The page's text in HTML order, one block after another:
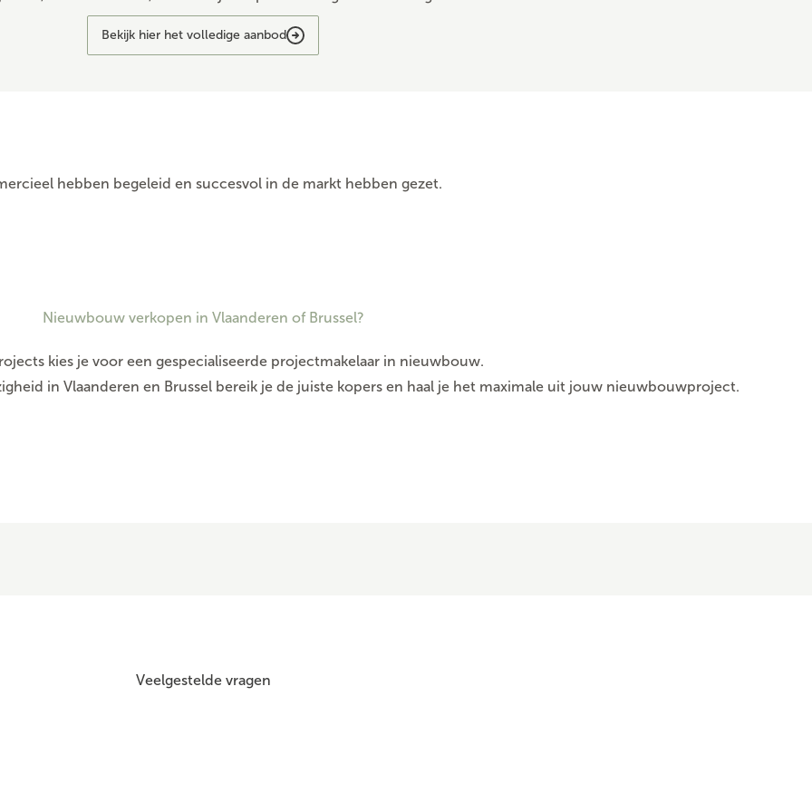
Bekijk hier het volledige aanbod
hebben begeleid en succesvol in de markt hebben gezet.
Nieuwbouw verkopen in Vlaanderen of Brussel?
kies je voor een gespecialiseerde projectmakelaar in nieuwbouw.
in Vlaanderen en Brussel bereik je de juiste kopers en haal je het maximale uit jouw nieuwbouwproject.
Veelgestelde vragen